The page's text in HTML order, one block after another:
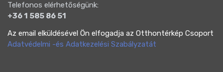
Telefonos elérhetőségünk:
+36 1 585 86 51
Az email elküldésével Ön elfogadja az Otthontérkép Csoport
Adatvédelmi -és Adatkezelési Szabályzatát